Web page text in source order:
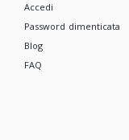
Accedi
Password dimenticata
Blog
FAQ